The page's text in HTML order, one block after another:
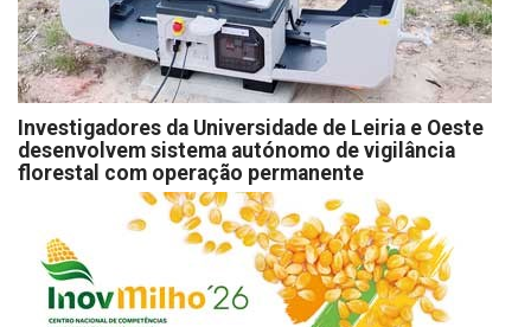
Investigadores da Universidade de Leiria e Oeste
desenvolvem sistema autónomo de vigilância
florestal com operação permanente